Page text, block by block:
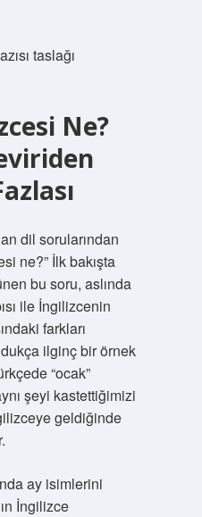
taslağı
Ne?
dil sorularından
ne?” İlk bakışta
bu soru, aslında
ile İngilizcenin
farkları
ilginç bir örnek
“ocak”
şeyi kastettiğimizi
geldiğinde
ay isimlerini
İngilizce